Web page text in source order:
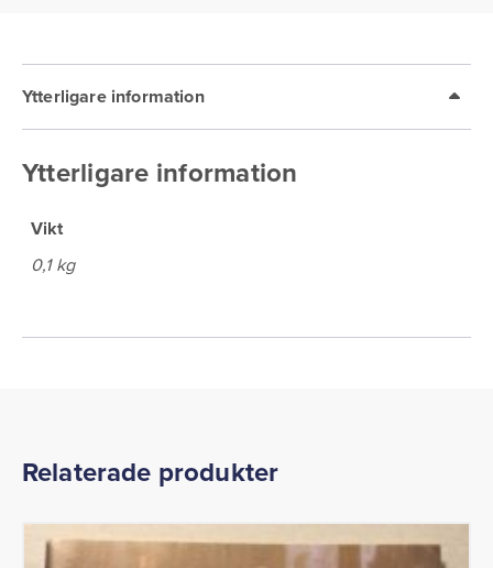
Ytterligare information
Ytterligare information
Vikt
0,1 kg
Relaterade produkter